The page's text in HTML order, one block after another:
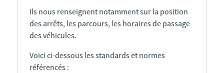
Ils nous renseignent notamment sur la position
des arrêts, les parcours, les horaires de passage
des véhicules.
Voici ci-dessous les standards et normes
référencés :